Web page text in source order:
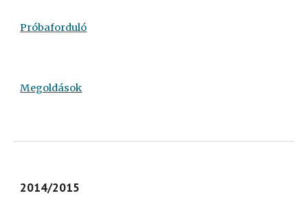
Próbaforduló
Megoldások
2014/2015